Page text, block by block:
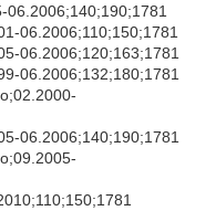
06.2006;110;150;1781
06.2006;120;163;1781
06.2006;132;180;1781
06.2006;140;190;1781